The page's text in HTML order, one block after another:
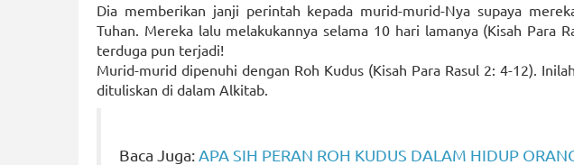
Dia memberikan janji perintah kepada murid-murid-Nya supaya
Tuhan. Mereka lalu melakukannya selama 10 hari lamanya (Kisah Para
terduga pun terjadi!
Murid-murid dipenuhi dengan Roh Kudus (Kisah Para Rasul 2: 4-12).
dituliskan di dalam Alkitab.
Baca Juga: APA SIH PERAN ROH KUDUS DALAM HIDUP